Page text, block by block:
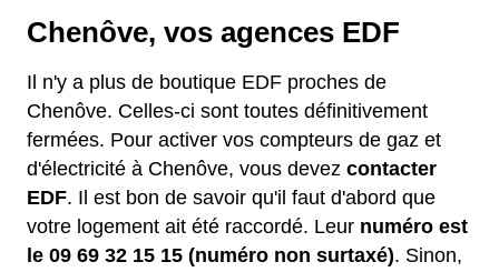
Chenôve, vos agences EDF
Il n'y a plus de boutique EDF proches de
Chenôve. Celles-ci sont toutes définitivement
fermées. Pour activer vos compteurs de gaz et
d'électricité à Chenôve, vous devez contacter
EDF. Il est bon de savoir qu'il faut d'abord que
votre logement ait été raccordé. Leur numéro est
le 09 69 32 15 15 (numéro non surtaxé). Sinon,